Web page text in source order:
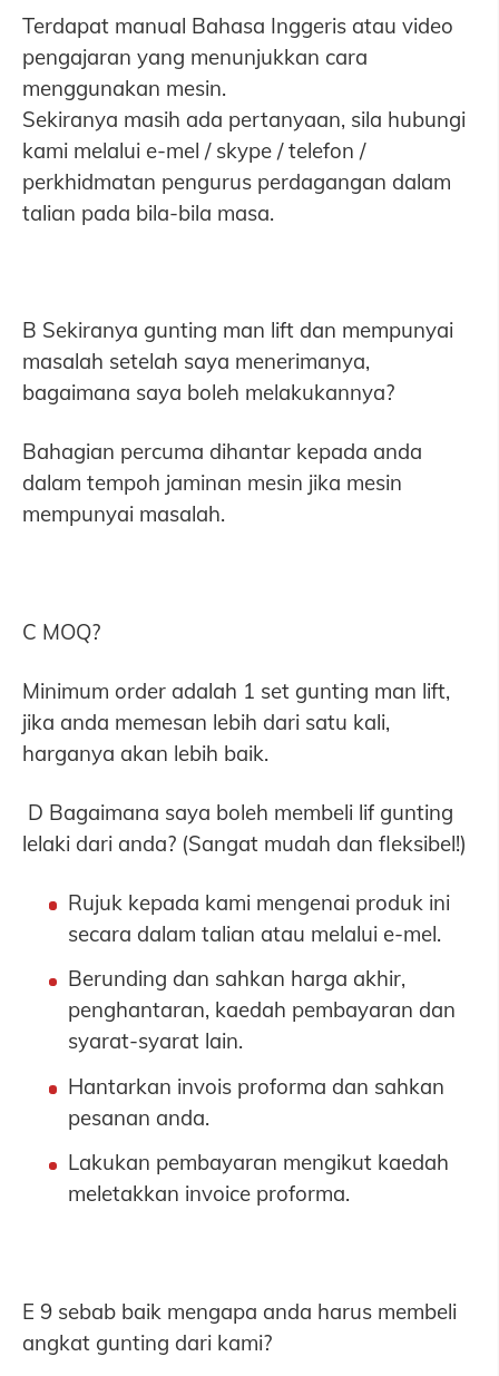
Terdapat manual Bahasa Inggeris atau video
pengajaran yang menunjukkan cara
menggunakan mesin.
Sekiranya masih ada pertanyaan, sila hubungi
kami melalui e-mel / skype / telefon /
perkhidmatan pengurus perdagangan dalam
talian pada bila-bila masa.
B Sekiranya gunting man lift dan mempunyai
masalah setelah saya menerimanya,
bagaimana saya boleh melakukannya?
Bahagian percuma dihantar kepada anda
dalam tempoh jaminan mesin jika mesin
mempunyai masalah.
C MOQ?
Minimum order adalah 1 set gunting man lift,
jika anda memesan lebih dari satu kali,
harganya akan lebih baik.
D Bagaimana saya boleh membeli lif gunting
lelaki dari anda? (Sangat mudah dan fleksibel!)
Rujuk kepada kami mengenai produk ini
secara dalam talian atau melalui e-mel.
Berunding dan sahkan harga akhir,
penghantaran, kaedah pembayaran dan
syarat-syarat lain.
Hantarkan invois proforma dan sahkan
pesanan anda.
Lakukan pembayaran mengikut kaedah
meletakkan invoice proforma.
E 9 sebab baik mengapa anda harus membeli
angkat gunting dari kami?